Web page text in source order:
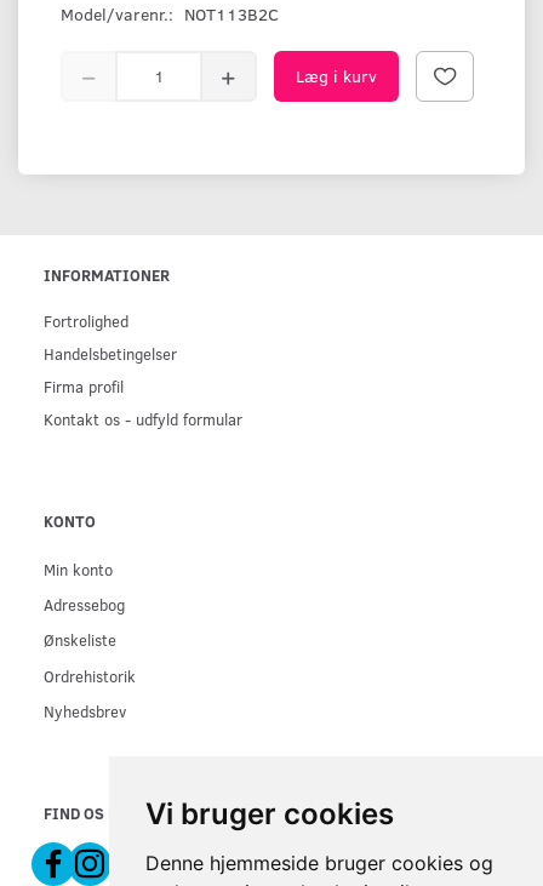
Vi bruger cookies
Denne hjemmeside bruger cookies og
Model/varenr.: NOT113B2C
Læg i kurv
INFORMATIONER
Fortrolighed
Handelsbetingelser
Firma profil
Kontakt os - udfyld formular
KONTO
Min konto
Adressebog
Ønskeliste
Ordrehistorik
Nyhedsbrev
FIND OS PÅ